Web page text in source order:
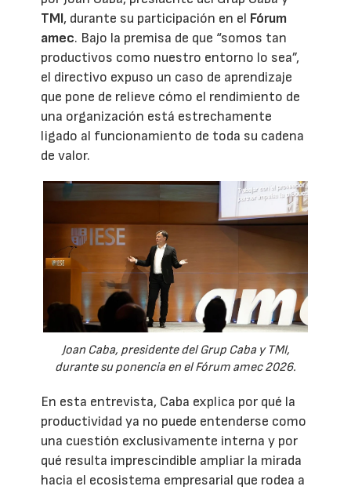
TMI, durante su participación en el Fórum
amec. Bajo la premisa de que “somos tan
productivos como nuestro entorno lo sea”,
el directivo expuso un caso de aprendizaje
que pone de relieve cómo el rendimiento de
una organización está estrechamente
ligado al funcionamiento de toda su cadena
de valor.
Joan Caba, presidente del Grup Caba y TMI,
durante su ponencia en el Fórum amec 2026.
En esta entrevista, Caba explica por qué la
productividad ya no puede entenderse como
una cuestión exclusivamente interna y por
qué resulta imprescindible ampliar la mirada
hacia el ecosistema empresarial que rodea a